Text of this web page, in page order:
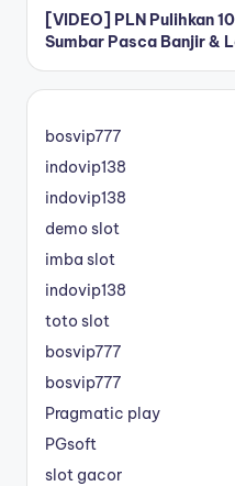
[VIDEO] PLN Pulihkan
Sumbar Pasca Banjir &
bosvip777
indovip138
indovip138
demo slot
imba slot
indovip138
toto slot
bosvip777
bosvip777
Pragmatic play
PGsoft
slot gacor